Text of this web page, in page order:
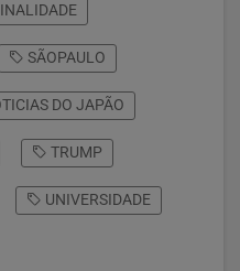
SÃOPAULO
DO JAPÃO
TRUMP
UNIVERSIDADE